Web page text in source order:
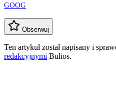
GOOG
Obserwuj
Ten artykuł został napisany i
redakcyjnymi Bulios.